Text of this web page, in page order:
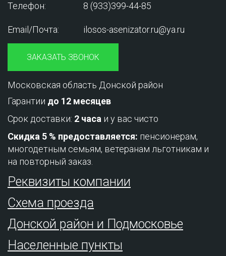
Телефон:
8 (933)399-44-85
Email/Почта: ilosos-asenizator.ru@ya.ru
ЗАКАЗАТЬ ЗВОНОК
Московская область Донской район
Гарантии до 12 месяцев
Срок доставки: 2 часа и у вас чисто
Скидка 5 % предоставляется: пенсионерам,
многодетным семьям, ветеранам льготникам и
на повторный заказ.
Реквизиты компании
Схема проезда
Донской район и Подмосковье
Населенные пункты